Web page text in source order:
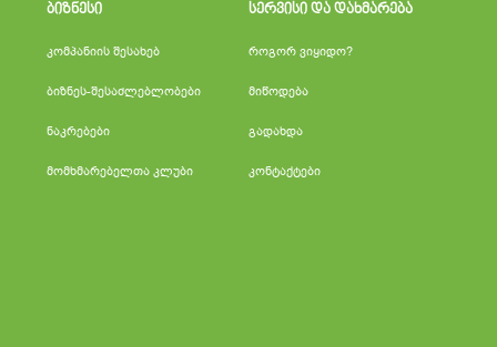
ბიზნესი
კომპანიის შესახებ
ბიზნეს-შესაძლებლობები
ნაკრებები
მომხმარებელთა კლუბი
სერვისი და დახმარება
როგორ ვიყიდო?
მიწოდება
გადახდა
კონტაქტები